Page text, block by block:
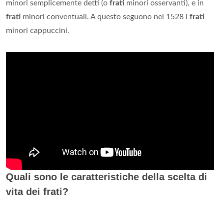
minori semplicemente detti (o frati minori osservanti), e in
frati minori conventuali. A questo seguono nel 1528 i frati
minori cappuccini.
Quali sono le caratteristiche della scelta di
vita dei frati?